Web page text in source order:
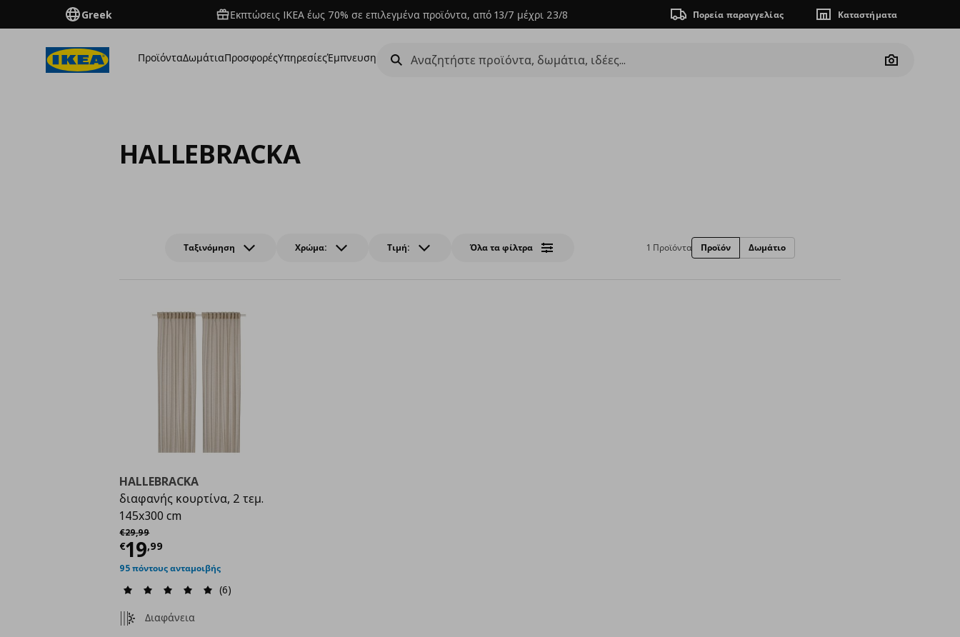
Greek Εκπτώσεις IKEA έως 70% σε επιλεγμένα προϊόντα, από 13/7 μέχρι 23/8 Πορεία παραγγελίας Καταστήματα
ΠροϊόνταΔωμάτιαΠροσφορέςΥπηρεσίεςΈμπνευση
Camera
HALLEBRACKA
Ταξινόμηση Χρώμα: Τιμή: Όλα τα φίλτρα 1 Προϊόντα Προϊόν Δωμάτιο
HALLEBRACKA
διαφανής κουρτίνα, 2 τεμ.
145x300 cm
€29,99
Αρχική τιμή
€19,99
Τρέχουσα τιμή
95 πόντους ανταμοιβής
(6)
Διαφάνεια